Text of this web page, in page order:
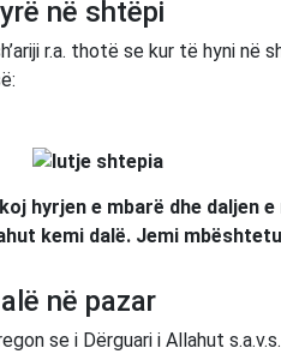
në shtëpi
r.a. thotë se kur të hyni
hyrjen e mbarë dhe daljen
kemi dalë. Jemi
në pazar
se i Dërguari i Allahut